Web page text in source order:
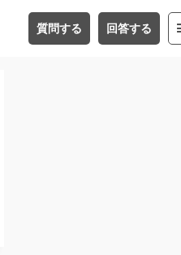
質問する 回答する